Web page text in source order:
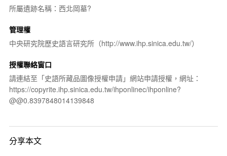
所屬遺跡名稱：西北岡墓?
管理權
中央研究院歷史語言研究所（http://www.ihp.sinica.edu.tw/）
授權聯絡窗口
請連結至「史語所藏品圖像授權申請」網站申請授權，網址：
https://copyrite.ihp.sinica.edu.tw/ihponlinec/ihponline?
@@0.8397848014139848
分享本文